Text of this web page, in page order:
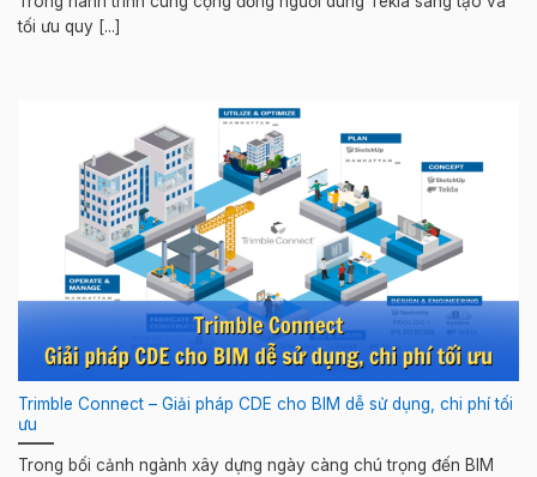
tối ưu quy [...]
Trimble Connect – Giải pháp CDE cho BIM dễ sử dụng, chi phí tối
ưu
Trong bối cảnh ngành xây dựng ngày càng chú trọng đến BIM